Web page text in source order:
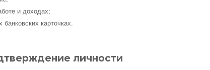
и доходах;
карточках.
личности